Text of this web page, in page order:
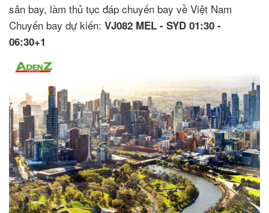
sân bay, làm thủ tục đáp chuyến bay về Việt Nam
Chuyến bay dự kiến: VJ082 MEL - SYD 01:30 -
06:30+1